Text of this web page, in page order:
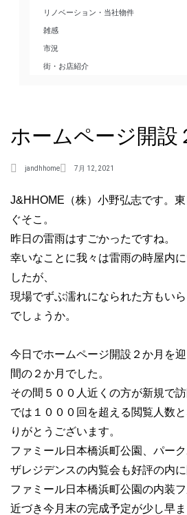
ホームページ開設
jandhhome 7月 12, 2021
J&HHOME（株）小野弘志です。
ぐそこ。
昨日の雷雨はすごかったですね。
幸いなことに我々は雷雨の時屋内
したが、
現場でずぶ濡れになられた方もい
でしょうか。
今日でホームページ開設２か月を
間の２か月でした。
その間５００人近くの方が新規で
では１０００回を超える閲覧人数
りがとうございます。
ファミール日本橋浜町公園、パー
ザレジデンスの内覧会も好評の内に
ファミール日本橋浜町公園の内装
近づき今月末の完成予定が少し早ま
リノベーション・当社物件
雑感
市況
街・お店紹介